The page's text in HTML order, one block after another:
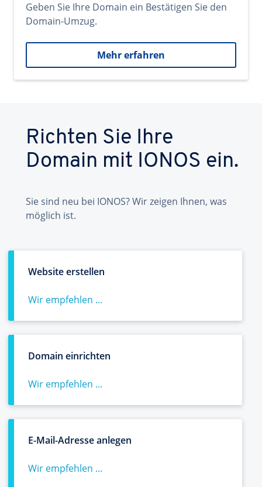
Geben Sie Ihre Domain ein Bestätigen Sie den
Domain-Umzug.
Mehr erfahren
Richten Sie Ihre
Domain mit IONOS ein.
Sie sind neu bei IONOS? Wir zeigen Ihnen, was
möglich ist.
Website erstellen
Wir empfehlen ...
Domain einrichten
Wir empfehlen ...
E-Mail-Adresse anlegen
Wir empfehlen ...